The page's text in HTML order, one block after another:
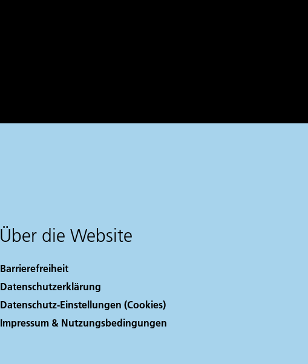
Über die Website
Barrierefreiheit
Datenschutzerklärung
Datenschutz-Einstellungen (Cookies)
Impressum & Nutzungsbedingungen